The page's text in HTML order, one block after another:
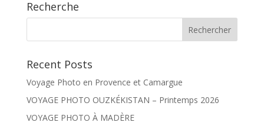
Recherche
Recent Posts
Voyage Photo en Provence et Camargue
VOYAGE PHOTO OUZKÉKISTAN – Printemps 2026
VOYAGE PHOTO À MADÈRE